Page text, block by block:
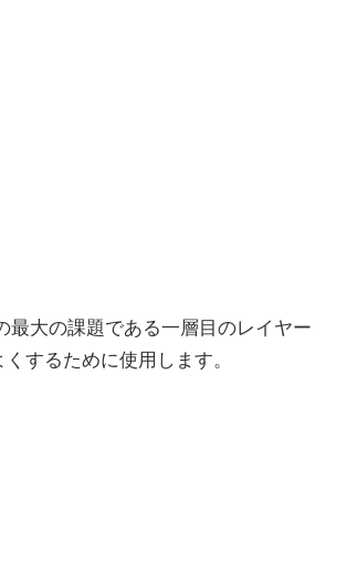
最大の課題である一層目のレイヤー
するために使用します。